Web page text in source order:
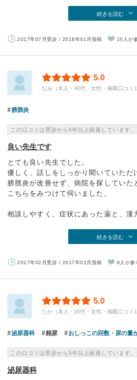
続きを読む
2017年07月受診 / 2018年01月投稿 10人が
5.0
なみ（本人・40代・女性・掲載口コミ1
膀胱炎
この口コミは受診から5年以上経過しています。
良い先生です
とても良い先生でした。
優しく、話しをしっかり聞いていただ
膀胱炎が改善せず、病院を探していた
こちらをみつけて伺いました。
相談しやすく、症状にあった薬と、漢
続きを読む
2017年02月受診 / 2017年02月投稿 8人が参
5.0
たか（本人・20代・女性・掲載口コミ1
泌尿器科 頻尿 おしっこの回数・尿の量
この口コミは受診から5年以上経過しています。
泌尿器科